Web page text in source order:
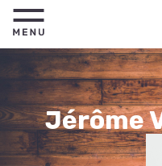
Jérôme